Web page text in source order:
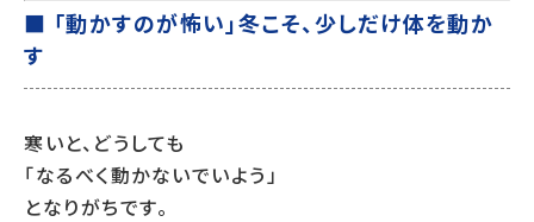
■ 「動かすのが怖い」冬こそ、少しだけ体を動か
す
寒いと、どうしても
「なるべく動かないでいよう」
となりがちです。